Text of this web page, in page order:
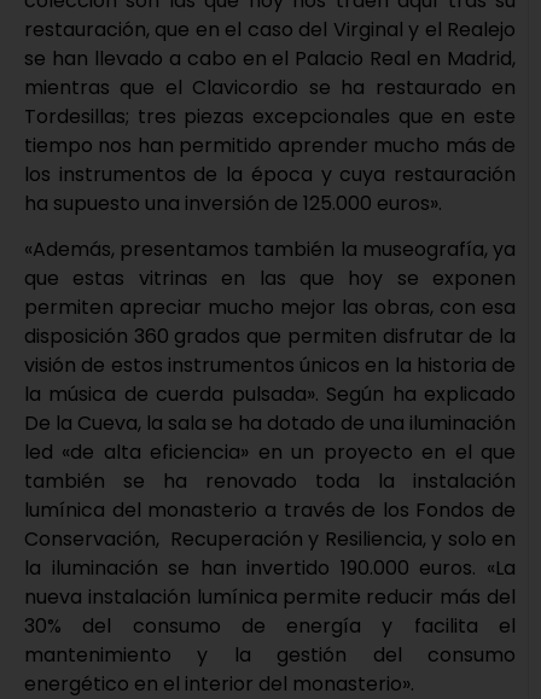
restauración, que en el caso del Virginal y el Realejo
se han llevado a cabo en el Palacio Real en Madrid,
mientras que el Clavicordio se ha restaurado en
Tordesillas; tres piezas excepcionales que en este
tiempo nos han permitido aprender mucho más de
los instrumentos de la época y cuya restauración
ha supuesto una inversión de 125.000 euros».
«Además, presentamos también la museografía, ya
que estas vitrinas en las que hoy se exponen
permiten apreciar mucho mejor las obras, con esa
disposición 360 grados que permiten disfrutar de la
visión de estos instrumentos únicos en la historia de
la música de cuerda pulsada». Según ha explicado
De la Cueva, la sala se ha dotado de una iluminación
led «de alta eficiencia» en un proyecto en el que
también se ha renovado toda la instalación
lumínica del monasterio a través de los Fondos de
Conservación, Recuperación y Resiliencia, y solo en
la iluminación se han invertido 190.000 euros. «La
nueva instalación lumínica permite reducir más del
30% del consumo de energía y facilita el
mantenimiento y la gestión del consumo
energético en el interior del monasterio».